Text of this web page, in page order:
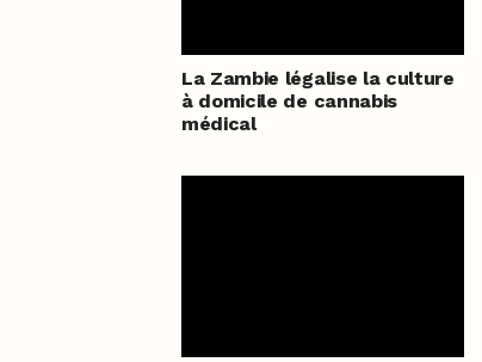
La Zambie légalise la culture
à domicile de cannabis
médical